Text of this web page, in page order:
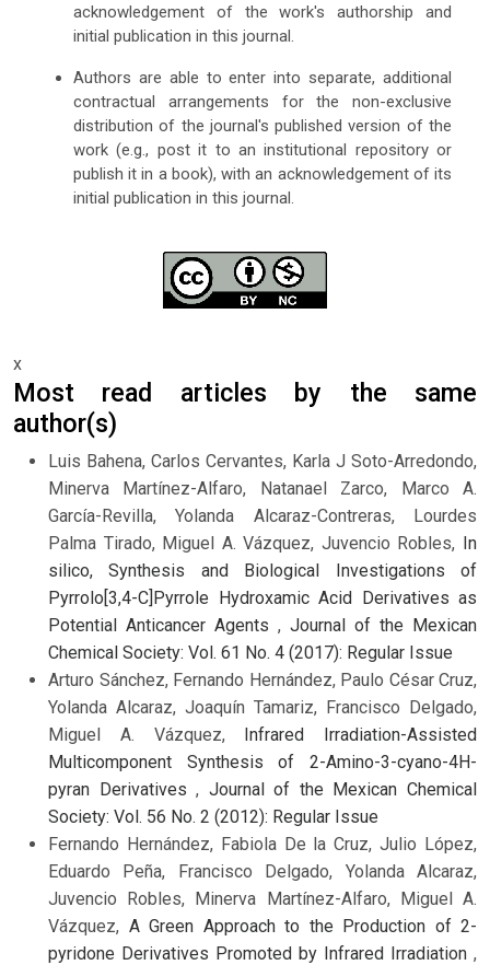
acknowledgement of the work's authorship and
initial publication in this journal.
Authors are able to enter into separate, additional
contractual arrangements for the non-exclusive
distribution of the journal's published version of the
work (e.g., post it to an institutional repository or
publish it in a book), with an acknowledgement of its
initial publication in this journal.
x
Most read articles by the same
author(s)
Luis Bahena, Carlos Cervantes, Karla J Soto-Arredondo,
Minerva Martínez-Alfaro, Natanael Zarco, Marco A.
García-Revilla, Yolanda Alcaraz-Contreras, Lourdes
Palma Tirado, Miguel A. Vázquez, Juvencio Robles, In
silico, Synthesis and Biological Investigations of
Pyrrolo[3,4-C]Pyrrole Hydroxamic Acid Derivatives as
Potential Anticancer Agents , Journal of the Mexican
Chemical Society: Vol. 61 No. 4 (2017): Regular Issue
Arturo Sánchez, Fernando Hernández, Paulo César Cruz,
Yolanda Alcaraz, Joaquín Tamariz, Francisco Delgado,
Miguel A. Vázquez, Infrared Irradiation-Assisted
Multicomponent Synthesis of 2-Amino-3-cyano-4H-
pyran Derivatives, Journal of the Mexican Chemical
Society: Vol. 56 No. 2 (2012): Regular Issue
Fernando Hernández, Fabiola De la Cruz, Julio López,
Eduardo Peña, Francisco Delgado, Yolanda Alcaraz,
Juvencio Robles, Minerva Martínez-Alfaro, Miguel A.
Vázquez, A Green Approach to the Production of 2-
pyridone Derivatives Promoted by Infrared Irradiation ,